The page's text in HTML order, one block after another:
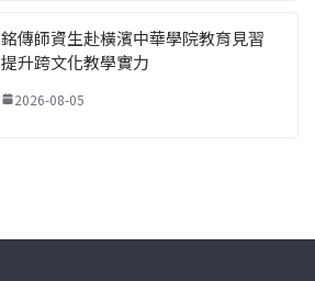
銘傳師資生赴橫濱中華學院教育見習
提升跨文化教學實力
2026-08-05